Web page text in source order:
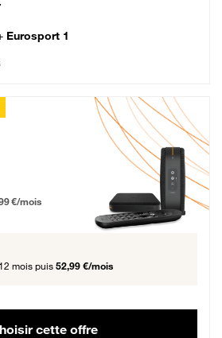
Eurosport 1
mois puis 57,99 € par mois, Engagement 12 mois
€/mois
mois puis 52,99 €/mois
cette offre